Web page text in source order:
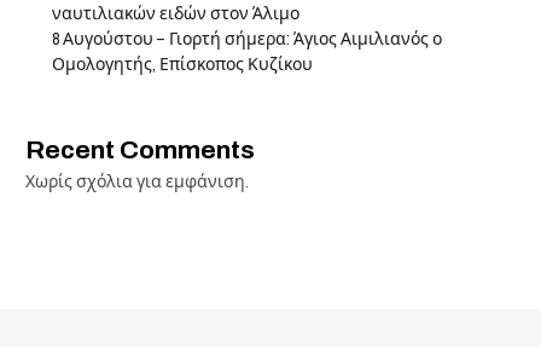
ναυτιλιακών ειδών στον Άλιμο
8 Αυγούστου – Γιορτή σήμερα: Άγιος Αιμιλιανός ο
Ομολογητής, Επίσκοπος Κυζίκου
Recent Comments
Χωρίς σχόλια για εμφάνιση.